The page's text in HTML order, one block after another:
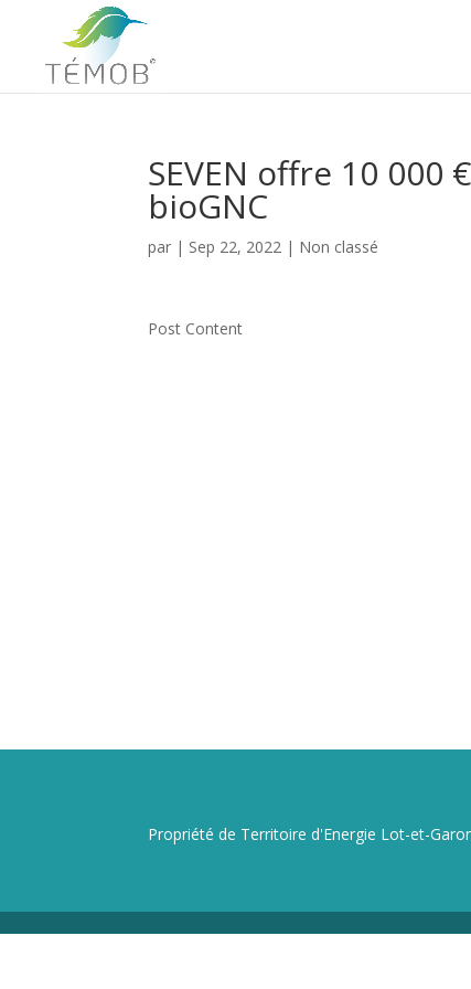
SEVEN offre 10
bioGNC
par | Sep 22, 2022 | Non classé
Post Content
Propriété de Territoire d'Energie Lot-et-